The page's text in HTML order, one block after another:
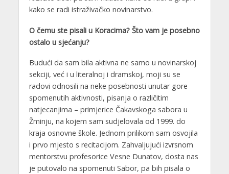
kako se radi istraživačko novinarstvo.
O čemu ste pisali u Koracima? Što vam je posebno
ostalo u sjećanju?
Budući da sam bila aktivna ne samo u novinarskoj
sekciji, već i u literalnoj i dramskoj, moji su se
radovi odnosili na neke posebnosti unutar gore
spomenutih aktivnosti, pisanja o različitim
natjecanjima – primjerice Čakavskoga sabora u
Žminju, na kojem sam sudjelovala od 1999. do
kraja osnovne škole. Jednom prilikom sam osvojila
i prvo mjesto s recitacijom. Zahvaljujući izvrsnom
mentorstvu profesorice Vesne Dunatov, dosta nas
je putovalo na spomenuti Sabor, pa bih pisala o